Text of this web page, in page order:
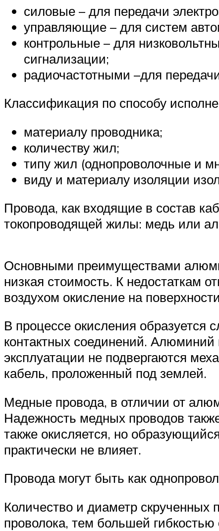
силовые – для передачи
управляющие – для систем
контрольные – для
сигнализации;
радиочастотными –для
Классификация по способу
материалу проводника;
количеству жил;
типу жил (однопроволочные и
виду и материалу изоляции
Провода, как входящие в состав
токопроводящей жилы: медь или
Основными преимуществами
низкая стоимость. К недостаткам
воздухом окисление на
В процессе окисления образуется
контактных соединений.
эксплуатации не подвергаются
кабель, проложенный под землей.
Медные провода, в отличии от
Надежность медных проводов
также окисляется, но
практически не влияет.
Провода могут быть как
Количество и диаметр
проволока, тем большей гибкостью